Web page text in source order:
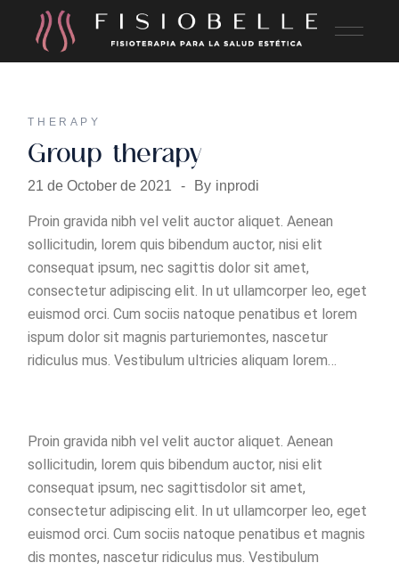
THERAPY
Group therapy
21 de October de 2021 By inprodi
Proin gravida nibh vel velit auctor aliquet. Aenean
sollicitudin, lorem quis bibendum auctor, nisi elit
consequat ipsum, nec sagittis dolor sit amet,
consectetur adipiscing elit. In ut ullamcorper leo, eget
euismod orci. Cum sociis natoque penatibus et lorem
ispum dolor sit magnis parturiemontes, nascetur
ridiculus mus. Vestibulum ultricies aliquam lorem…
Proin gravida nibh vel velit auctor aliquet. Aenean
sollicitudin, lorem quis bibendum auctor, nisi elit
consequat ipsum, nec sagittisdolor sit amet,
consectetur adipiscing elit. In ut ullamcorper leo, eget
euismod orci. Cum sociis natoque penatibus et magnis
dis montes, nascetur ridiculus mus. Vestibulum